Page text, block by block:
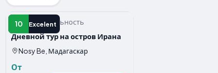
10 Excelent
Водная деятельность
Дневной тур на остров Ирана
Nosy Be, Мадагаскар
От